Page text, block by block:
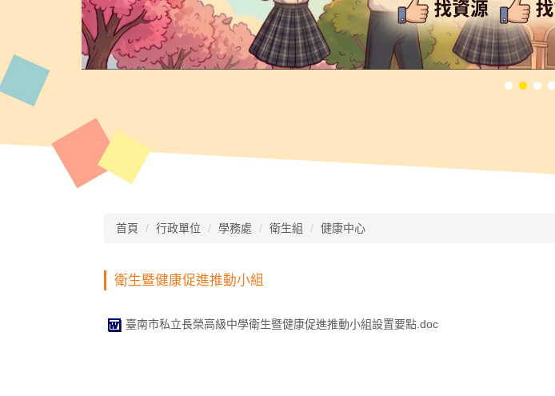
首頁 行政單位 學務處 衛生組 健康中心
衛生暨健康促進推動小組
臺南市私立長榮高級中學衛生暨健康促進推動小組設置要點.doc